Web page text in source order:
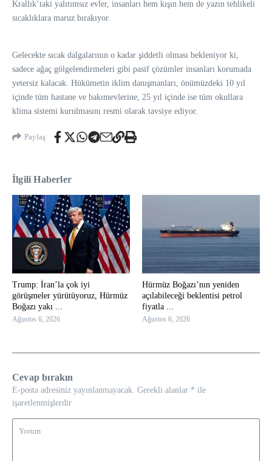
Krallık’taki yalıtımsız evler, insanları hem kışın hem de yazın tehlikeli
sıcaklıklara maruz bırakıyor.
Gelecekte sıcak dalgalarının o kadar şiddetli olması bekleniyor ki,
sadece ağaç gölgelendirmeleri gibi pasif çözümler insanları korumada
yetersiz kalacak. Hükümetin iklim danışmanları, önümüzdeki 10 yıl
içinde tüm hastane ve bakımevlerine, 25 yıl içinde ise tüm okullara
klima sistemi kurulmasını resmi olarak tavsiye ediyor.
Paylaş
İlgili Haberler
Trump: İran’la çok iyi
görüşmeler yürütüyoruz, Hürmüz
Boğazı yakı ...
Ağustos 6, 2026
Hürmüz Boğazı’nın yeniden
açılabileceği beklentisi petrol
fiyatla ...
Ağustos 6, 2026
Cevap bırakın
E-posta adresiniz yayınlanmayacak. Gerekli alanlar * ile
işaretlenmişlerdir